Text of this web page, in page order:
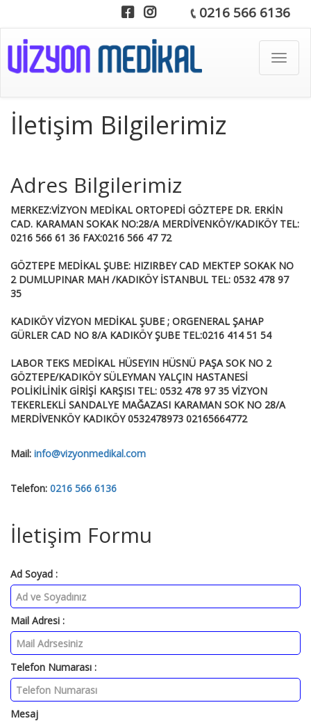
0216 566 6136
Toggle
İletişim Bilgilerimiz
Adres Bilgilerimiz
MERKEZ:VİZYON MEDİKAL ORTOPEDİ GÖZTEPE DR. ERKİN
CAD. KARAMAN SOKAK NO:28/A MERDİVENKÖY/KADIKÖY TEL:
0216 566 61 36 FAX:0216 566 47 72
GÖZTEPE MEDİKAL ŞUBE: HIZIRBEY CAD MEKTEP SOKAK NO
2 DUMLUPINAR MAH /KADIKÖY İSTANBUL TEL: 0532 478 97
35
KADIKÖY VİZYON MEDİKAL ŞUBE ; ORGENERAL ŞAHAP
GÜRLER CAD NO 8/A KADIKÖY ŞUBE TEL:0216 414 51 54
LABOR TEKS MEDİKAL HÜSEYIN HÜSNÜ PAŞA SOK NO 2
GÖZTEPE/KADIKÖY SÜLEYMAN YALÇIN HASTANESİ
POLİKİLİNİK GİRİŞİ KARŞISI TEL: 0532 478 97 35 VİZYON
TEKERLEKLİ SANDALYE MAĞAZASI KARAMAN SOK NO 28/A
MERDİVENKÖY KADIKÖY 0532478973 02165664772
Mail: info@vizyonmedikal.com
Telefon: 0216 566 6136
İletişim Formu
Ad Soyad :
Mail Adresi :
Telefon Numarası :
Mesaj